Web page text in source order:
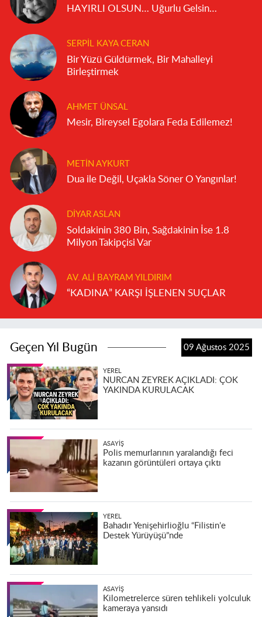
HAYIRLI OLSUN… Uğurlu Gelsin…
SERPIL KAYA CERAN
Bir Yüzü Güldürmek, Bir Mahalleyi
Birleştirmek
AHMET ÜNSAL
Mesir, Bireysel Egolara Feda Edilemez!
METIN AYKURT
Dua ile Değil, Uçakla Söner O Yangınlar!
DIYAR ASLAN
Soldakinin 380 Bin, Sağdakinin İse 1.8
Milyon Takipçisi Var
AV. ALI BAYRAM YILDIRIM
“KADINA” KARŞI İŞLENEN SUÇLAR
Geçen Yıl Bugün 09 Ağustos 2025
YEREL
NURCAN ZEYREK AÇIKLADI: ÇOK
YAKINDA KURULACAK
ASAYIŞ
Polis memurlarının yaralandığı feci
kazanın görüntüleri ortaya çıktı
YEREL
Bahadır Yenişehirlioğlu “Filistin’e
Destek Yürüyüşü”nde
ASAYIŞ
Kilometrelerce süren tehlikeli yolculuk
kameraya yansıdı